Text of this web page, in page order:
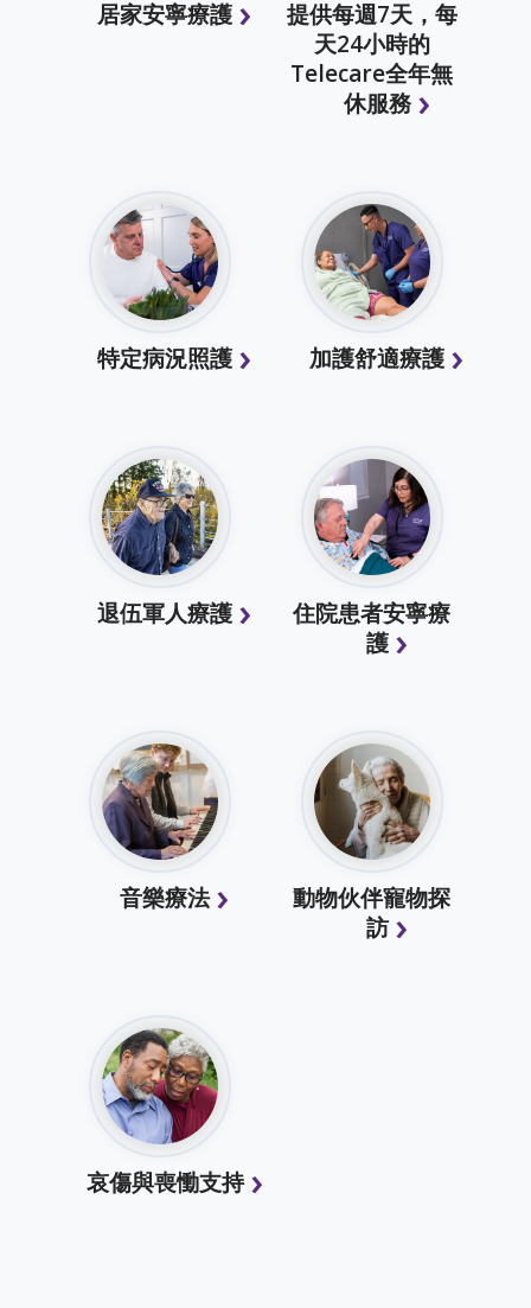
居家安寧療護
提供每週7天，每
天24小時的
Telecare全年無
休服務
特定病況照護 加護舒適療護
退伍軍人療護
住院患者安寧療
護
音樂療法
動物伙伴寵物探
訪
哀傷與喪慟支持